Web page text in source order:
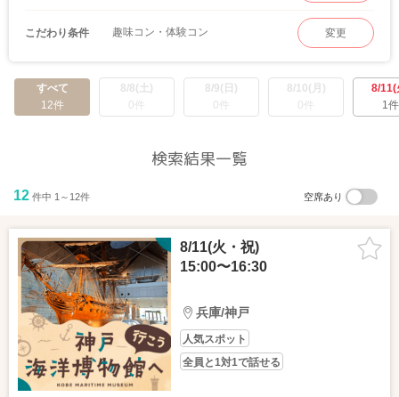
こだわり条件 趣味コン・体験コン 変更
すべて
12件
8/8(土)
0件
8/9(日)
0件
8/10(月)
0件
8/11(
1件
検索結果一覧
12 件中 1～12件 空席あり
8/11(火・祝)
15:00〜16:30
兵庫/神戸
人気スポット
全員と1対1で話せる